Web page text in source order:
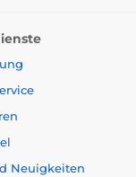
Neuigkeiten